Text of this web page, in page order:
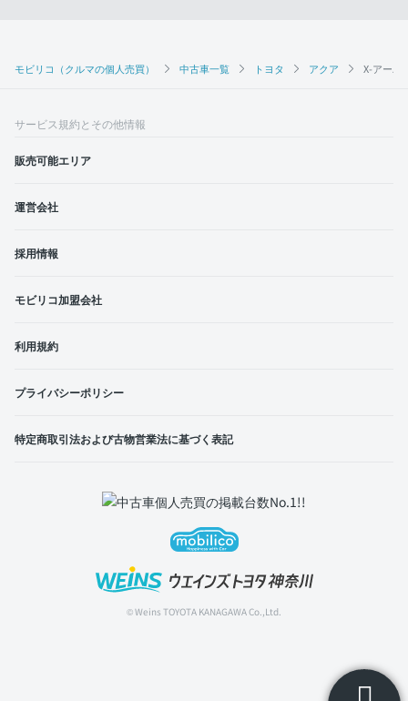
モビリコ（クルマの個人売買） 中古車一覧 トヨタ アクア X-アーバ
サービス規約とその他情報
販売可能エリア
運営会社
採用情報
モビリコ加盟会社
利用規約
プライバシーポリシー
特定商取引法および古物営業法に基づく表記
© Weins TOYOTA KANAGAWA Co.,Ltd.